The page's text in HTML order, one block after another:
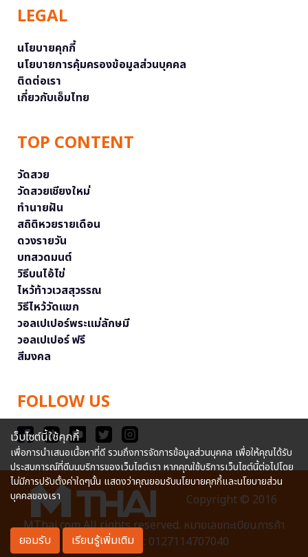
LEGAL
นโยบายคุกกี้
นโยบายการคุ้มครองข้อมูลส่วนบุคคล
ติดต่อเรา
เกี่ยวกับเอ็มไทย
TOP CONTENT
วัดสวย
วัดสวยเชียงใหม่
ทำนายฝัน
สถิติหวยรายเดือน
ดวงรายวัน
บทสวดมนต์
วิธีบนไอ้ไข่
ไหว้ท้าวเวสสุวรรณ
วิธีไหว้วัดแขก
วอลเปเปอร์พระแม่ลักษมี
วอลเปเปอร์ ฟรี
สีมงคล
FOLLOW US
Copyright © 2016
MThai.com All rights reserved. หมายเลขทะเบียนการค้า
อิเล็กทรอนิกส์ : 0127114707040
เว็บไซต์นี้ใช้คุกกี้
เพื่อการนำเสนอเนื้อหาที่ดี รวมถึงการจัดการข้อมูลส่วนบุคคล เพื่อให้คุณได้รับ
ประสบการณ์ที่ดีบนบริการของเว็บไซต์เรา หากคุณใช้บริการเว็บไซต์นี้ต่อไปโดย
ไม่มีการปรับตั้งค่าใดๆนั้น แสดงว่าคุณยอมรับนโยบายคุกกี้และนโยบายส่วน
บุคคลของเรา
ยอมรับ เรียนรู้เพิ่มเติม